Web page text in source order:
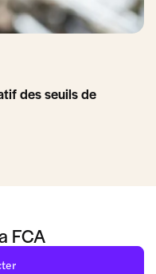
des seuils de
FCA